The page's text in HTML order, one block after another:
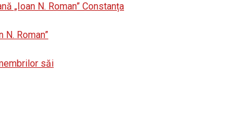
„Ioan N. Roman” Constanța
Roman”
săi